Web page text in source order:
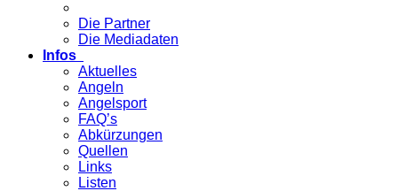
Die Partner
Die Mediadaten
Infos
Aktuelles
Angeln
Angelsport
FAQ’s
Abkürzungen
Quellen
Links
Listen